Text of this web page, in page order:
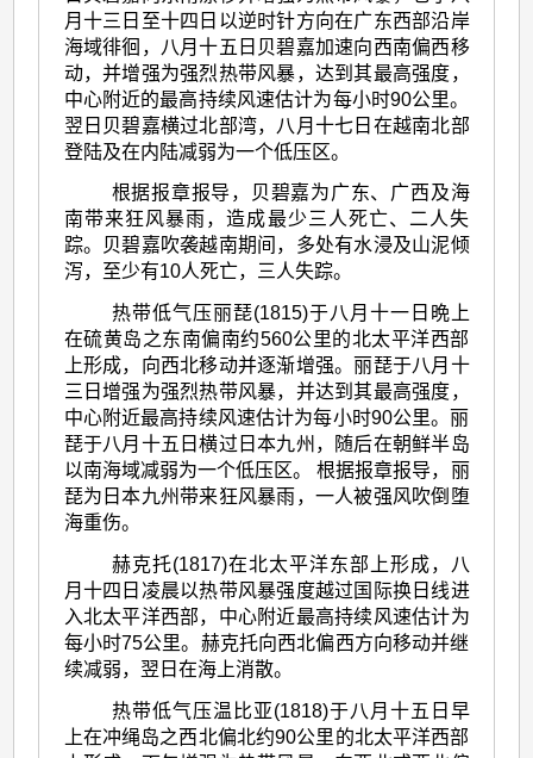
月十三日至十四日以逆时针方向在广东西部沿岸
海域徘徊，八月十五日贝碧嘉加速向西南偏西移
动，并增强为强烈热带风暴，达到其最高强度，
中心附近的最高持续风速估计为每小时90公里。
翌日贝碧嘉横过北部湾，八月十七日在越南北部
登陆及在内陆减弱为一个低压区。
根据报章报导，贝碧嘉为广东、广西及海
南带来狂风暴雨，造成最少三人死亡、二人失
踪。贝碧嘉吹袭越南期间，多处有水浸及山泥倾
泻，至少有10人死亡，三人失踪。
热带低气压丽琵(1815)于八月十一日晩上
在硫黄岛之东南偏南约560公里的北太平洋西部
上形成，向西北移动并逐渐增强。丽琵于八月十
三日增强为强烈热带风暴，并达到其最高强度，
中心附近最高持续风速估计为每小时90公里。丽
琵于八月十五日横过日本九州，随后在朝鲜半岛
以南海域减弱为一个低压区。 根据报章报导，丽
琵为日本九州带来狂风暴雨，一人被强风吹倒堕
海重伤。
赫克托(1817)在北太平洋东部上形成，八
月十四日凌晨以热带风暴强度越过国际换日线进
入北太平洋西部，中心附近最高持续风速估计为
每小时75公里。赫克托向西北偏西方向移动并继
续减弱，翌日在海上消散。
热带低气压温比亚(1818)于八月十五日早
上在冲绳岛之西北偏北约90公里的北太平洋西部